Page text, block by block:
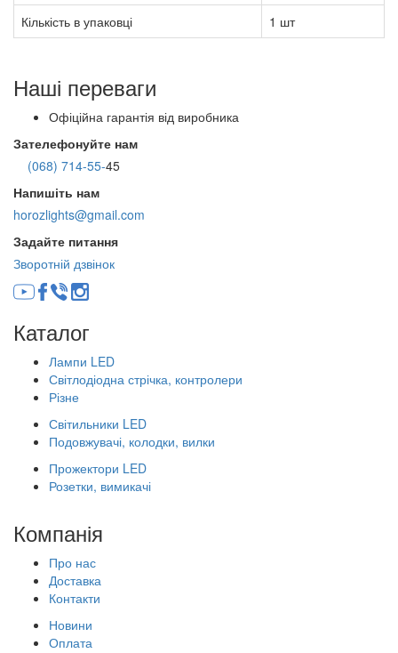
Кількість в упаковці
1 шт
Наші переваги
Офіційна гарантія від виробника
Зателефонуйте нам
(068) 714-55-45
Напишіть нам
horozlights@gmail.com
Задайте питання
Зворотній дзвінок
Каталог
Лампи LED
Світлодіодна стрічка, контролери
Різне
Світильники LED
Подовжувачі, колодки, вилки
Прожектори LED
Розетки, вимикачі
Компанія
Про нас
Доставка
Контакти
Новини
Оплата